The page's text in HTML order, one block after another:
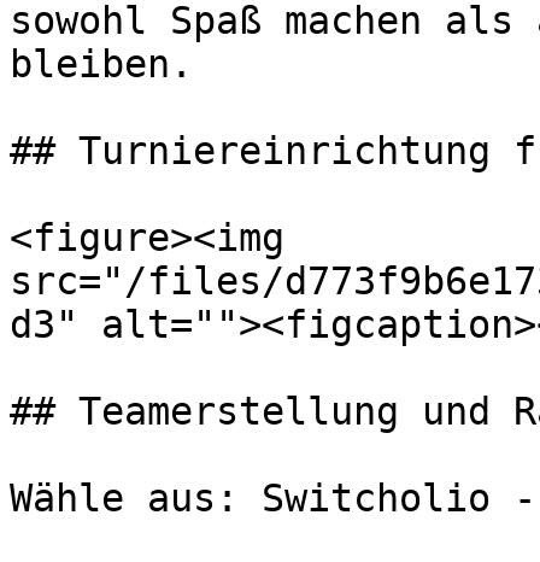
sowohl Spaß machen
bleiben.
## Turniereinrichtung
<figure><img
src="/files/
d3"
## Teamerstellung und
Wähle aus: Switcholio